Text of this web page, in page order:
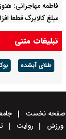
فاطمه مهاجرانی:
مبلغ کالابرگ قطعا
تبلیغات متنی
طلای آبشده
صفحه نخست
ورزش
روایت